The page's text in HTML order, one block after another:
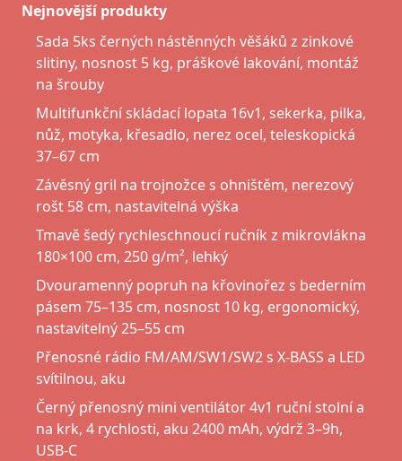
Nejnovější produkty
Sada 5ks černých nástěnných věšáků z zinkové
slitiny, nosnost 5 kg, práškové lakování, montáž
na šrouby
Multifunkční skládací lopata 16v1, sekerka, pilka,
nůž, motyka, křesadlo, nerez ocel, teleskopická
37–67 cm
Závěsný gril na trojnožce s ohništěm, nerezový
rošt 58 cm, nastavitelná výška
Tmavě šedý rychleschnoucí ručník z mikrovlákna
180×100 cm, 250 g/m², lehký
Dvouramenný popruh na křovinořez s bederním
pásem 75–135 cm, nosnost 10 kg, ergonomický,
nastavitelný 25–55 cm
Přenosné rádio FM/AM/SW1/SW2 s X-BASS a LED
svítilnou, aku
Černý přenosný mini ventilátor 4v1 ruční stolní a
na krk, 4 rychlosti, aku 2400 mAh, výdrž 3–9h,
USB-C